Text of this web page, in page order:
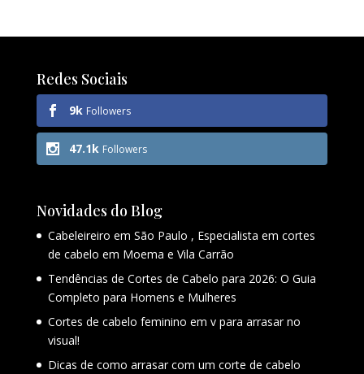
Redes Sociais
9k Followers
47.1k Followers
Novidades do Blog
Cabeleireiro em São Paulo , Especialista em cortes
de cabelo em Moema e Vila Carrão
Tendências de Cortes de Cabelo para 2026: O Guia
Completo para Homens e Mulheres
Cortes de cabelo feminino em v para arrasar no
visual!
Dicas de como arrasar com um corte de cabelo